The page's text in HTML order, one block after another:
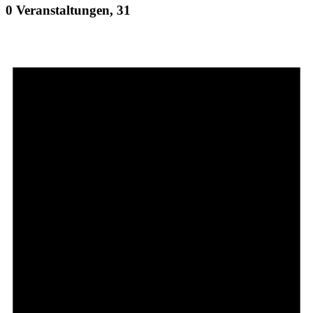
0 Veranstaltungen, 31